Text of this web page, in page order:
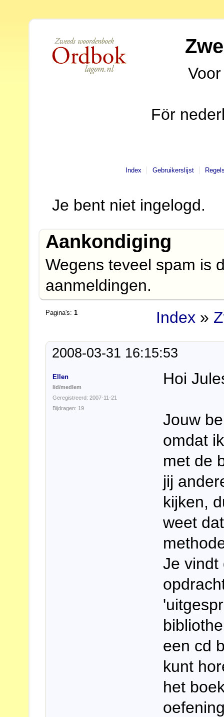
För
Index Gebruikerslijst
Je bent niet ingelogd.
Aankondiging
Wegens teveel spam is
aanmeldingen.
Pagina's:1 Index »
2008-03-31 16:15:53
Ellen
lid/medlem
Geregistreerd: 2007-11-21
Bijdragen: 19
Hoi
Jouw
omdat
met de
jij
kijken,
weet
Je vindt
een cd
kunt
het